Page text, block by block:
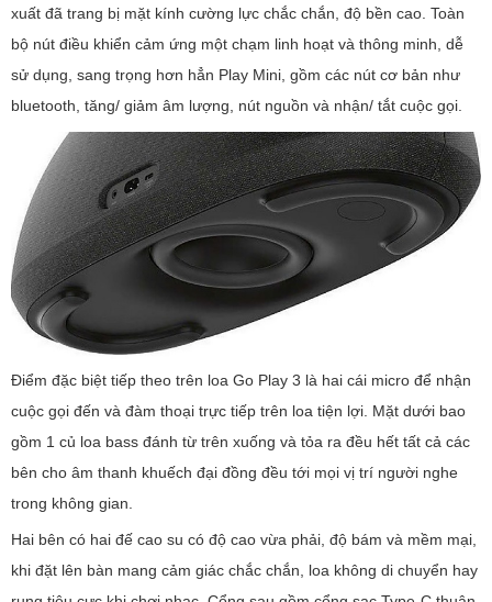
xuất đã trang bị mặt kính cường lực chắc chắn, độ bền cao. Toàn
bộ nút điều khiển cảm ứng một chạm linh hoạt và thông minh, dễ
sử dụng, sang trọng hơn hẳn Play Mini, gồm các nút cơ bản như
bluetooth, tăng/ giảm âm lượng, nút nguồn và nhận/ tắt cuộc gọi.
Điểm đặc biệt tiếp theo trên loa Go Play 3 là hai cái micro để nhận
cuộc gọi đến và đàm thoại trực tiếp trên loa tiện lợi. Mặt dưới bao
gồm 1 củ loa bass đánh từ trên xuống và tỏa ra đều hết tất cả các
bên cho âm thanh khuếch đại đồng đều tới mọi vị trí người nghe
trong không gian.
Hai bên có hai đế cao su có độ cao vừa phải, độ bám và mềm mại,
khi đặt lên bàn mang cảm giác chắc chắn, loa không di chuyển hay